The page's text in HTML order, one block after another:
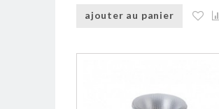
ajouter au panier